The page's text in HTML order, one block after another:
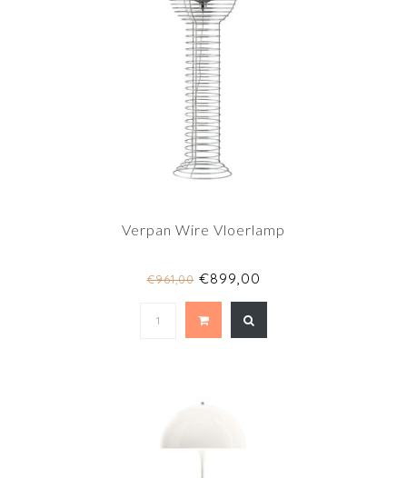
Verpan Wire Vloerlamp
€961,00€899,00